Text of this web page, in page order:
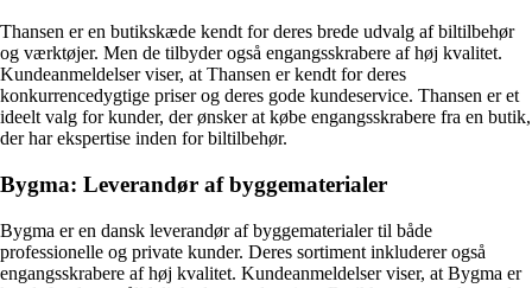
Thansen er en butikskæde kendt for deres brede udvalg af biltilbehør
og værktøjer. Men de tilbyder også engangsskrabere af høj kvalitet.
Kundeanmeldelser viser, at Thansen er kendt for deres
konkurrencedygtige priser og deres gode kundeservice. Thansen er et
ideelt valg for kunder, der ønsker at købe engangsskrabere fra en butik,
der har ekspertise inden for biltilbehør.
Bygma: Leverandør af byggematerialer
Bygma er en dansk leverandør af byggematerialer til både
professionelle og private kunder. Deres sortiment inkluderer også
engangsskrabere af høj kvalitet. Kundeanmeldelser viser, at Bygma er